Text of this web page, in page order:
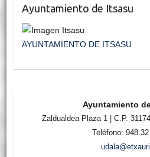
Ayuntamiento de Itsasu
AYUNTAMIENTO DE ITSASU
Ayuntamiento
Zaldualdea Plaza 1 | C.P.
Teléfono: 948